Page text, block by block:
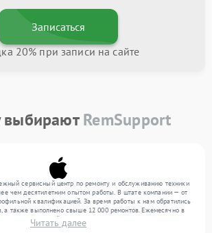
Записаться
20% при записи на сайте
выбираютRemSupport
сервисный центр по ремонту и обслуживанию техники
чем десятилетним опытом работы. В штате компании — от
квалификацией. За время работы к нам обратились
а также выполнено свыше 12 000 ремонтов. Ежемесячно в
от 300 устройств, включая , , . Мы работаем с широким
и обеспечиваем надежный результат благодаря опыту
Читать далее